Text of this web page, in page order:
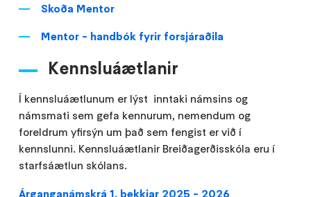
Skoða Mentor
Mentor - handbók fyrir forsjáraðila
Kennsluáætlanir
Í kennsluáætlunum er lýst inntaki námsins og
námsmati sem gefa kennurum, nemendum og
foreldrum yfirsýn um það sem fengist er við í
kennslunni. Kennsluáætlanir Breiðagerðisskóla eru í
starfsáætlun skólans.
Árganganámskrá 1. bekkjar 2025 - 2026